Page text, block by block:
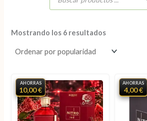
Mostrando los 6 resultados
AHORRAS
10,00 €
AHORRAS
4,00 €